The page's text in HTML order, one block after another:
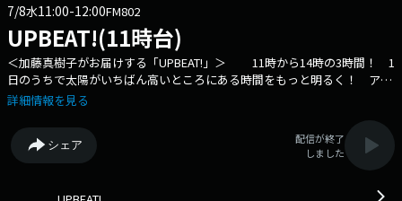
7/8水11:00-12:00FM802
UPBEAT!(11時台)
＜加藤真樹子がお届けする「UPBEAT!」＞ 11時から14時の3時間！ 1
日のうちで太陽がいちばん高いところにある時間をもっと明るく！ アッ
パーに彩っていきます☆ ★13時台中盤 【 Kvi Baba 】スタジオ生出
が入ったルーレットです！ どの曲が聞こえてくるでしょうか?？？
▼11時台 【FUJI ROCKを語ロックBEAT!】 再来週から開催のFUJI ROCK
FESTIVAL'26に向けて フジロックを愛するアーティストが魅力を語りま
詳細情報を見る
シェア
配信が終了
しました